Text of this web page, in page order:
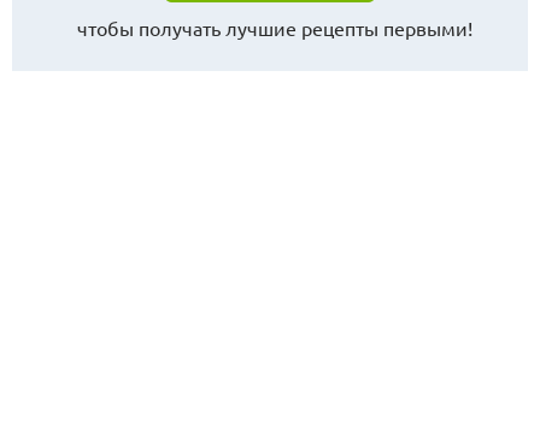
чтобы получать лучшие рецепты первыми!